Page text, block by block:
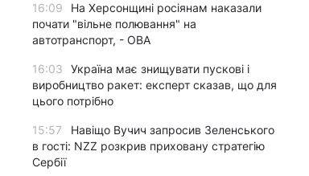
16:09
На Херсонщині росіянам наказали
почати "вільне полювання" на
автотранспорт, - ОВА
16:03
Україна має знищувати пускові і
виробництво ракет: експерт сказав, що для
цього потрібно
15:57
Навіщо Вучич запросив Зеленського
в гості: NZZ розкрив приховану стратегію
Сербії